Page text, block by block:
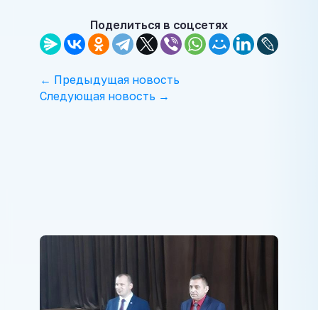
Поделиться в соцсетях
← Предыдущая новость
Следующая новость →